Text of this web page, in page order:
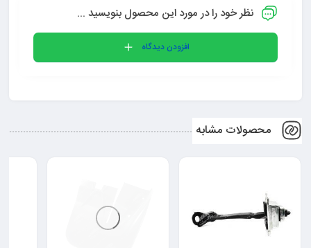
نظر خود را در مورد این محصول بنویسید ...
افزودن دیدگاه
محصولات مشابه